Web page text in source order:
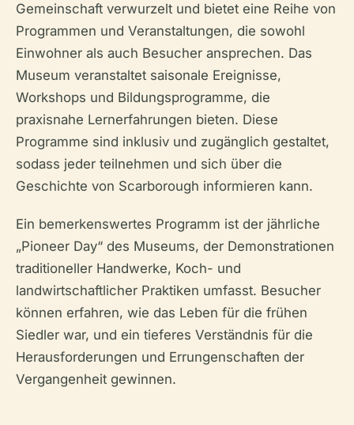
Gemeinschaft verwurzelt und bietet eine Reihe von
Programmen und Veranstaltungen, die sowohl
Einwohner als auch Besucher ansprechen. Das
Museum veranstaltet saisonale Ereignisse,
Workshops und Bildungsprogramme, die
praxisnahe Lernerfahrungen bieten. Diese
Programme sind inklusiv und zugänglich gestaltet,
sodass jeder teilnehmen und sich über die
Geschichte von Scarborough informieren kann.
Ein bemerkenswertes Programm ist der jährliche
„Pioneer Day“ des Museums, der Demonstrationen
traditioneller Handwerke, Koch- und
landwirtschaftlicher Praktiken umfasst. Besucher
können erfahren, wie das Leben für die frühen
Siedler war, und ein tieferes Verständnis für die
Herausforderungen und Errungenschaften der
Vergangenheit gewinnen.